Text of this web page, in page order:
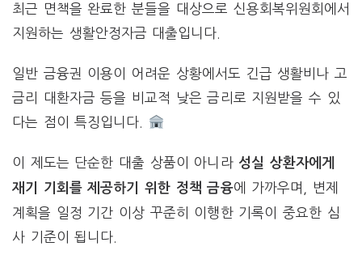
최근 면책을 완료한 분들을 대상으로 신용회복위원회에서
지원하는 생활안정자금 대출입니다.
일반 금융권 이용이 어려운 상황에서도 긴급 생활비나 고
금리 대환자금 등을 비교적 낮은 금리로 지원받을 수 있
다는 점이 특징입니다.
이 제도는 단순한 대출 상품이 아니라 성실 상환자에게
재기 기회를 제공하기 위한 정책 금융에 가까우며, 변제
계획을 일정 기간 이상 꾸준히 이행한 기록이 중요한 심
사 기준이 됩니다.